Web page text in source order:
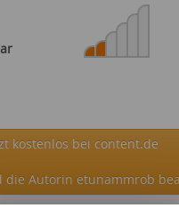
kostenlos bei content.de
die Autorin etunammrob